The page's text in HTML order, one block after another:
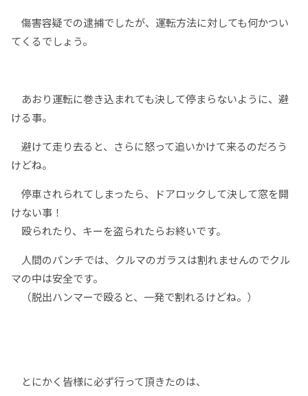
傷害容疑での逮捕でしたが、運転方法に対しても何かつい
てくるでしょう。
あおり運転に巻き込まれても決して停まらないように、避
ける事。
避けて走り去ると、さらに怒って追いかけて来るのだろう
けどね。
停車されられてしまったら、ドアロックして決して窓を開
けない事！
殴られたり、キーを盗られたらお終いです。
人間のパンチでは、クルマのガラスは割れませんのでクル
マの中は安全です。
（脱出ハンマーで殴ると、一発で割れるけどね。）
とにかく皆様に必ず行って頂きたのは、